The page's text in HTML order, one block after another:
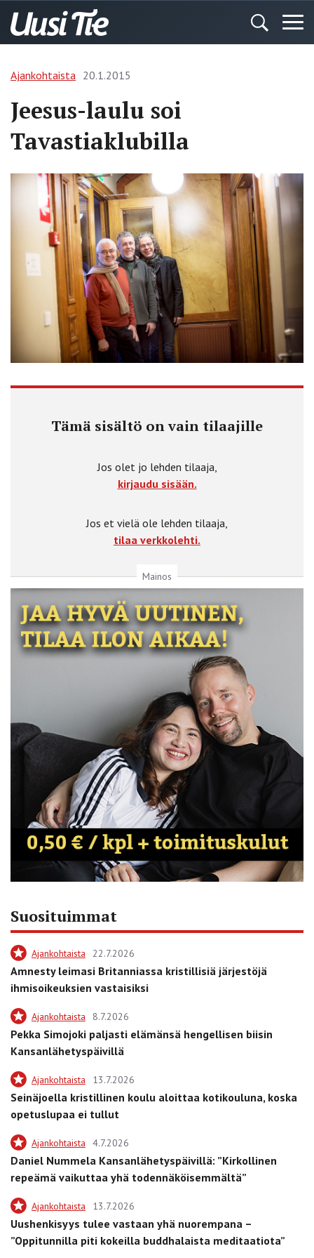
Ajankohtaista 20.1.2015
Jeesus-laulu soi
Tavastiaklubilla
Tämä sisältö on vain tilaajille
Jos olet jo lehden tilaaja,
kirjaudu sisään.
Jos et vielä ole lehden tilaaja,
tilaa verkkolehti.
Mainos
Suosituimmat
Ajankohtaista 22.7.2026
Amnesty leimasi Britanniassa kristillisiä järjestöjä
ihmisoikeuksien vastaisiksi
Ajankohtaista 8.7.2026
Pekka Simojoki paljasti elämänsä hengellisen biisin
Kansanlähetyspäivillä
Ajankohtaista 13.7.2026
Seinäjoella kristillinen koulu aloittaa kotikouluna, koska
opetuslupaa ei tullut
Ajankohtaista 4.7.2026
Daniel Nummela Kansanlähetyspäivillä: ”Kirkollinen
repeämä vaikuttaa yhä todennäköisemmältä”
Ajankohtaista 13.7.2026
Uushenkisyys tulee vastaan yhä nuorempana –
”Oppitunnilla piti kokeilla buddhalaista meditaatiota”